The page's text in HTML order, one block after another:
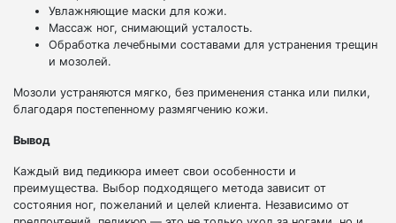
Увлажняющие маски для кожи.
Массаж ног, снимающий усталость.
Обработка лечебными составами для устранения трещин
и мозолей.
Мозоли устраняются мягко, без применения станка или пилки,
благодаря постепенному размягчению кожи.
Вывод
Каждый вид педикюра имеет свои особенности и
преимущества. Выбор подходящего метода зависит от
состояния ног, пожеланий и целей клиента. Независимо от